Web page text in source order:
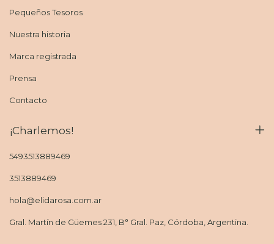
Pequeños Tesoros
Nuestra historia
Marca registrada
Prensa
Contacto
¡Charlemos!
5493513889469
3513889469
hola@elidarosa.com.ar
Gral. Martín de Güemes 231, B° Gral. Paz, Córdoba, Argentina.